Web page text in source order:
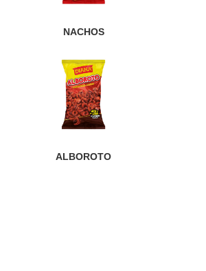
NACHOS
ALBOROTO